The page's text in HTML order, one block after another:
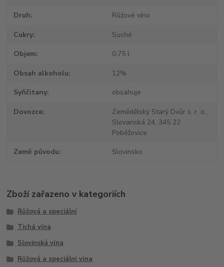
Druh Růžové víno
Cukry Suché
Objem 0,75 l
Obsah alkoholu 12%
Syřičitany obsahuje
Dovozce
Zemědělský Starý Dvůr s. r. o.,
Slovanská 24, 345 22
Poběžovice
Země původu Slovinsko
Zboží zařazeno v kategoriích
Růžová a speciální
Tichá vína
Slovinská vína
Růžová a speciální vína